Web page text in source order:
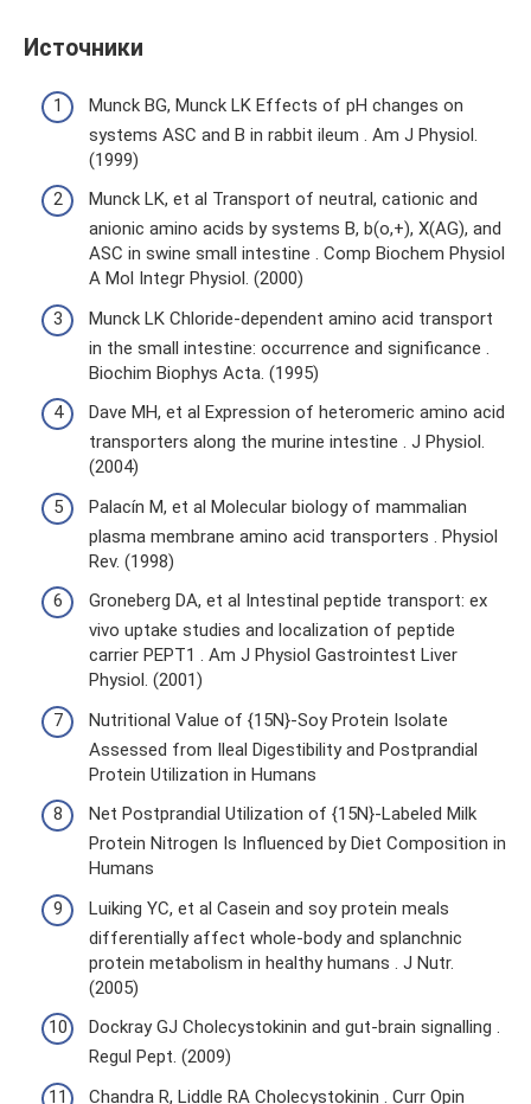
Источники
Munck BG, Munck LK Effects of pH changes on
systems ASC and B in rabbit ileum . Am J Physiol.
(1999)
Munck LK, et al Transport of neutral, cationic and
anionic amino acids by systems B, b(o,+), X(AG), and
ASC in swine small intestine . Comp Biochem Physiol
A Mol Integr Physiol. (2000)
Munck LK Chloride-dependent amino acid transport
in the small intestine: occurrence and significance .
Biochim Biophys Acta. (1995)
Dave MH, et al Expression of heteromeric amino acid
transporters along the murine intestine . J Physiol.
(2004)
Palacín M, et al Molecular biology of mammalian
plasma membrane amino acid transporters . Physiol
Rev. (1998)
Groneberg DA, et al Intestinal peptide transport: ex
vivo uptake studies and localization of peptide
carrier PEPT1 . Am J Physiol Gastrointest Liver
Physiol. (2001)
Nutritional Value of {15N}-Soy Protein Isolate
Assessed from Ileal Digestibility and Postprandial
Protein Utilization in Humans
Net Postprandial Utilization of {15N}-Labeled Milk
Protein Nitrogen Is Influenced by Diet Composition in
Humans
Luiking YC, et al Casein and soy protein meals
differentially affect whole-body and splanchnic
protein metabolism in healthy humans . J Nutr.
(2005)
Dockray GJ Cholecystokinin and gut-brain signalling .
Regul Pept. (2009)
Chandra R, Liddle RA Cholecystokinin . Curr Opin